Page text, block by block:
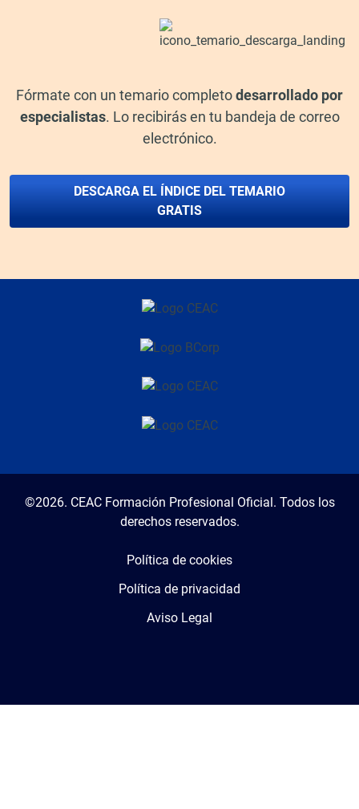
Fórmate con un temario completodesarrollado por
especialistas. Lo recibirás en tu bandeja de correo
electrónico.
DESCARGA EL ÍNDICE DEL TEMARIO
GRATIS
©2026. CEAC Formación Profesional Oficial. Todos los
derechos reservados.
Política de cookies
Política de privacidad
Aviso Legal